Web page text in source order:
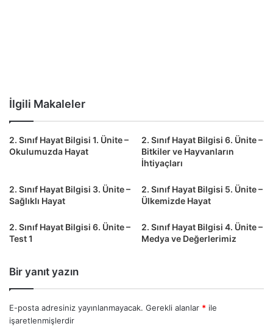
İlgili Makaleler
2. Sınıf Hayat Bilgisi 1. Ünite –
Okulumuzda Hayat
2. Sınıf Hayat Bilgisi 6. Ünite –
Bitkiler ve Hayvanların
İhtiyaçları
2. Sınıf Hayat Bilgisi 3. Ünite –
Sağlıklı Hayat
2. Sınıf Hayat Bilgisi 5. Ünite –
Ülkemizde Hayat
2. Sınıf Hayat Bilgisi 6. Ünite –
Test 1
2. Sınıf Hayat Bilgisi 4. Ünite –
Medya ve Değerlerimiz
Bir yanıt yazın
E-posta adresiniz yayınlanmayacak. Gerekli alanlar * ile
işaretlenmişlerdir